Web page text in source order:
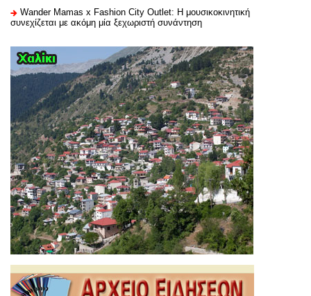
Wander Mamas x Fashion City Outlet: Η μουσικοκινητική
συνεχίζεται με ακόμη μία ξεχωριστή συνάντηση